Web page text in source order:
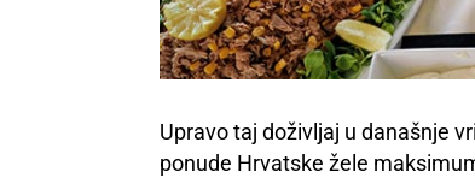
Upravo taj doživljaj u današnje
ponude Hrvatske žele